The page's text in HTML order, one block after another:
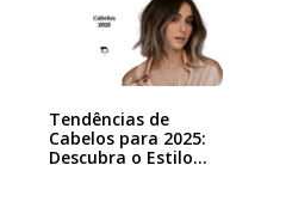
Tendências de
Cabelos para 2025:
Descubra o Estilo…